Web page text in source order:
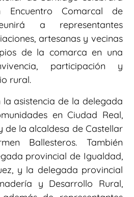
Comarcal de
a representantes
artesanas y vecinas
de la comarca en una
participación y
rural.
asistencia de la delegada
en Ciudad Real,
de la alcaldesa de Castellar
Ballesteros. También
provincial de Igualdad,
y la delegada provincial
y Desarrollo Rural,